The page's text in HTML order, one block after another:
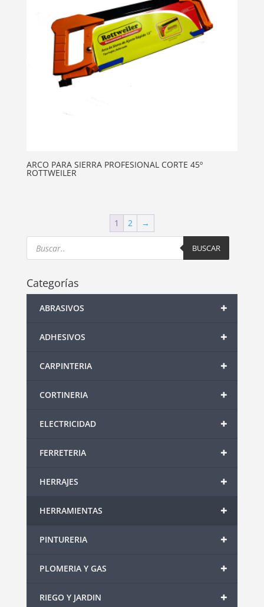
ARCO PARA SIERRA PROFESIONAL CORTE 45º
ROTTWEILER
1 2
→
Products
search BUSCAR
Categorías
+
ABRASIVOS
+
ADHESIVOS
+
CARPINTERIA
+
CORTINERIA
+
ELECTRICIDAD
+
FERRETERIA
+
HERRAJES
+
HERRAMIENTAS
+
PINTURERIA
+
PLOMERIA Y GAS
+
RIEGO Y JARDIN